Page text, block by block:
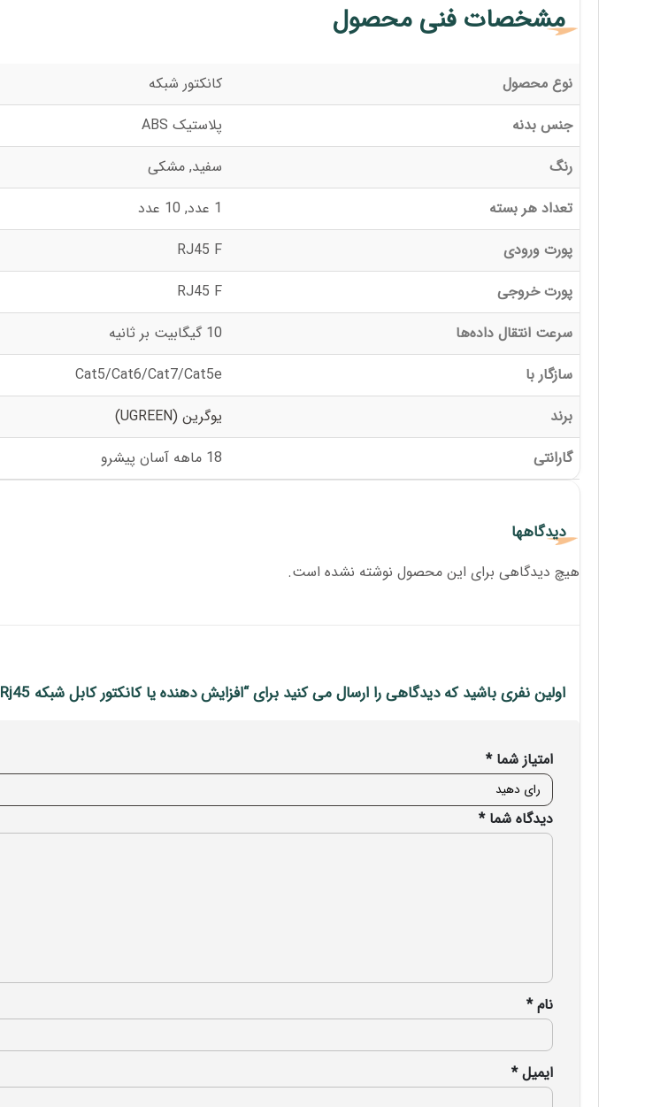
مشخصات فنی محصول
نوع محصول
کانکتور شبکه
جنس بدنه
پلاستیک ABS
رنگ
سفید, مشکی
تعداد هر بسته
1 عدد, 10 عدد
پورت ورودی
RJ45 F
پورت خروجی
RJ45 F
سرعت انتقال داده‌ها
10 گیگابیت بر ثانیه
سازگار با
Cat5/Cat6/Cat7/Cat5e
برند
یوگرین (UGREEN)
گارانتی
18 ماهه آسان پیشرو
دیدگاهها
هیچ دیدگاهی برای این محصول نوشته نشده است.
اولین نفری باشید که دیدگاهی را ارسال می کنید برای “افزایش دهنده یا کانکتور کابل شبکه Cat7 Rj45 یوگرین مدل NW114”
امتیاز شما*
دیدگاه شما*
نام*
ایمیل*